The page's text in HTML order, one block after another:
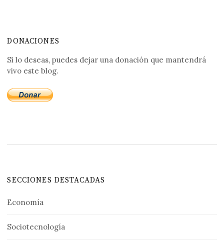
DONACIONES
Si lo deseas, puedes dejar una donación que mantendrá
vivo este blog.
SECCIONES DESTACADAS
Economía
Sociotecnología